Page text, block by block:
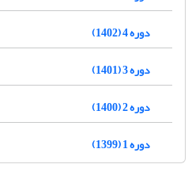
دوره 4 (1402)
دوره 3 (1401)
دوره 2 (1400)
دوره 1 (1399)